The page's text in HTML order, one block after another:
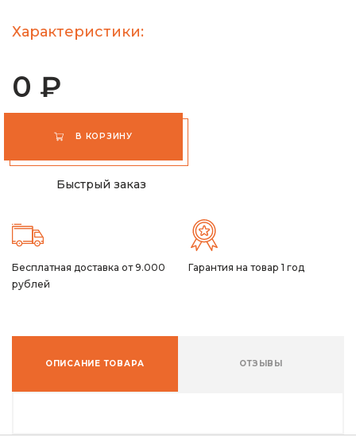
Характеристики:
0 ₽
В КОРЗИНУ
Быстрый заказ
Бесплатная доставка от 9.000
рублей
Гарантия на товар 1 год
ОПИСАНИЕ ТОВАРА ОТЗЫВЫ